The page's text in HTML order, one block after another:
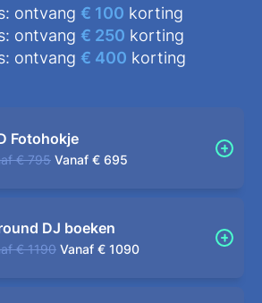
ontvang € 100 korting
ontvang € 250 korting
ontvang € 400 korting
Fotohokje
€ 795 Vanaf € 695
DJ boeken
€ 1190 Vanaf € 1090